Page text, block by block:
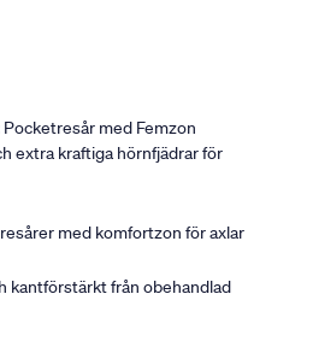
med Femzon
extra kraftiga hörnfjädrar för
med komfortzon för axlar
kantförstärkt från obehandlad